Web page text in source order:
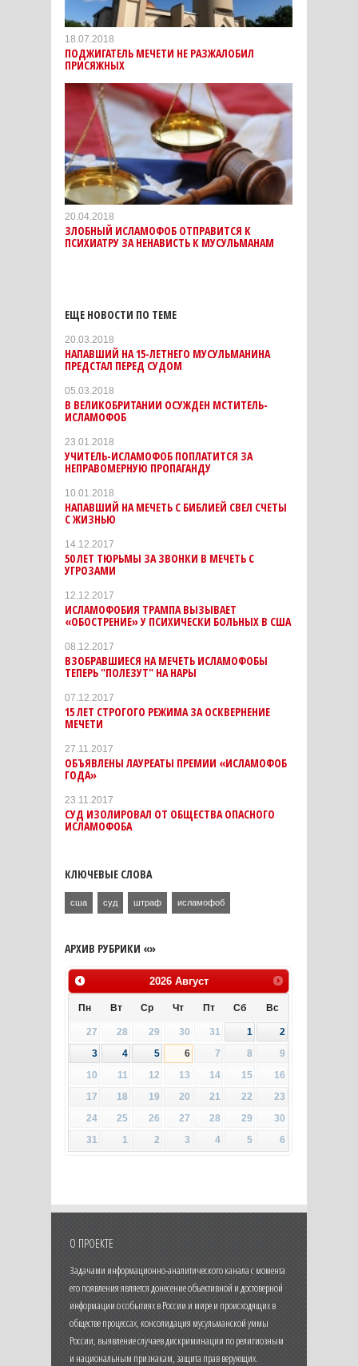
18.07.2018
ПОДЖИГАТЕЛЬ МЕЧЕТИ НЕ РАЗЖАЛОБИЛ
ПРИСЯЖНЫХ
20.04.2018
ЗЛОБНЫЙ ИСЛАМОФОБ ОТПРАВИТСЯ К
ПСИХИАТРУ ЗА НЕНАВИСТЬ К МУСУЛЬМАНАМ
ЕЩЕ НОВОСТИ ПО ТЕМЕ
20.03.2018
НАПАВШИЙ НА 15-ЛЕТНЕГО МУСУЛЬМАНИНА
ПРЕДСТАЛ ПЕРЕД СУДОМ
05.03.2018
В ВЕЛИКОБРИТАНИИ ОСУЖДЕН МСТИТЕЛЬ-
ИСЛАМОФОБ
23.01.2018
УЧИТЕЛЬ-ИСЛАМОФОБ ПОПЛАТИТСЯ ЗА
НЕПРАВОМЕРНУЮ ПРОПАГАНДУ
10.01.2018
НАПАВШИЙ НА МЕЧЕТЬ С БИБЛИЕЙ СВЕЛ СЧЕТЫ
С ЖИЗНЬЮ
14.12.2017
50 ЛЕТ ТЮРЬМЫ ЗА ЗВОНКИ В МЕЧЕТЬ С
УГРОЗАМИ
12.12.2017
ИСЛАМОФОБИЯ ТРАМПА ВЫЗЫВАЕТ
«ОБОСТРЕНИЕ» У ПСИХИЧЕСКИ БОЛЬНЫХ В США
08.12.2017
ВЗОБРАВШИЕСЯ НА МЕЧЕТЬ ИСЛАМОФОБЫ
ТЕПЕРЬ "ПОЛЕЗУТ" НА НАРЫ
07.12.2017
15 ЛЕТ СТРОГОГО РЕЖИМА ЗА ОСКВЕРНЕНИЕ
МЕЧЕТИ
27.11.2017
ОБЪЯВЛЕНЫ ЛАУРЕАТЫ ПРЕМИИ «ИСЛАМОФОБ
ГОДА»
23.11.2017
СУД ИЗОЛИРОВАЛ ОТ ОБЩЕСТВА ОПАСНОГО
ИСЛАМОФОБА
КЛЮЧЕВЫЕ СЛОВА
сша суд штраф исламофоб
АРХИВ РУБРИКИ «»
2026 Август
Пн Вт Ср Чт Пт Сб Вс
27 28 29 30 31 1
2
3
4 5 6 7 8
9
10
11 12 13 14 15
16
17
18 19 20 21 22
23
24
25 26 27 28 29
30
31
1 2 3 4 5 6
О ПРОЕКТЕ
Задачами информационно-аналитического канала с момента
его появления является донесение объективной и достоверной
информации о событиях в России и мире и происходящих в
обществе процессах, консолидация мусульманской уммы
России, выявление случаев дискриминации по религиозным
и национальным признакам, защита прав верующих.